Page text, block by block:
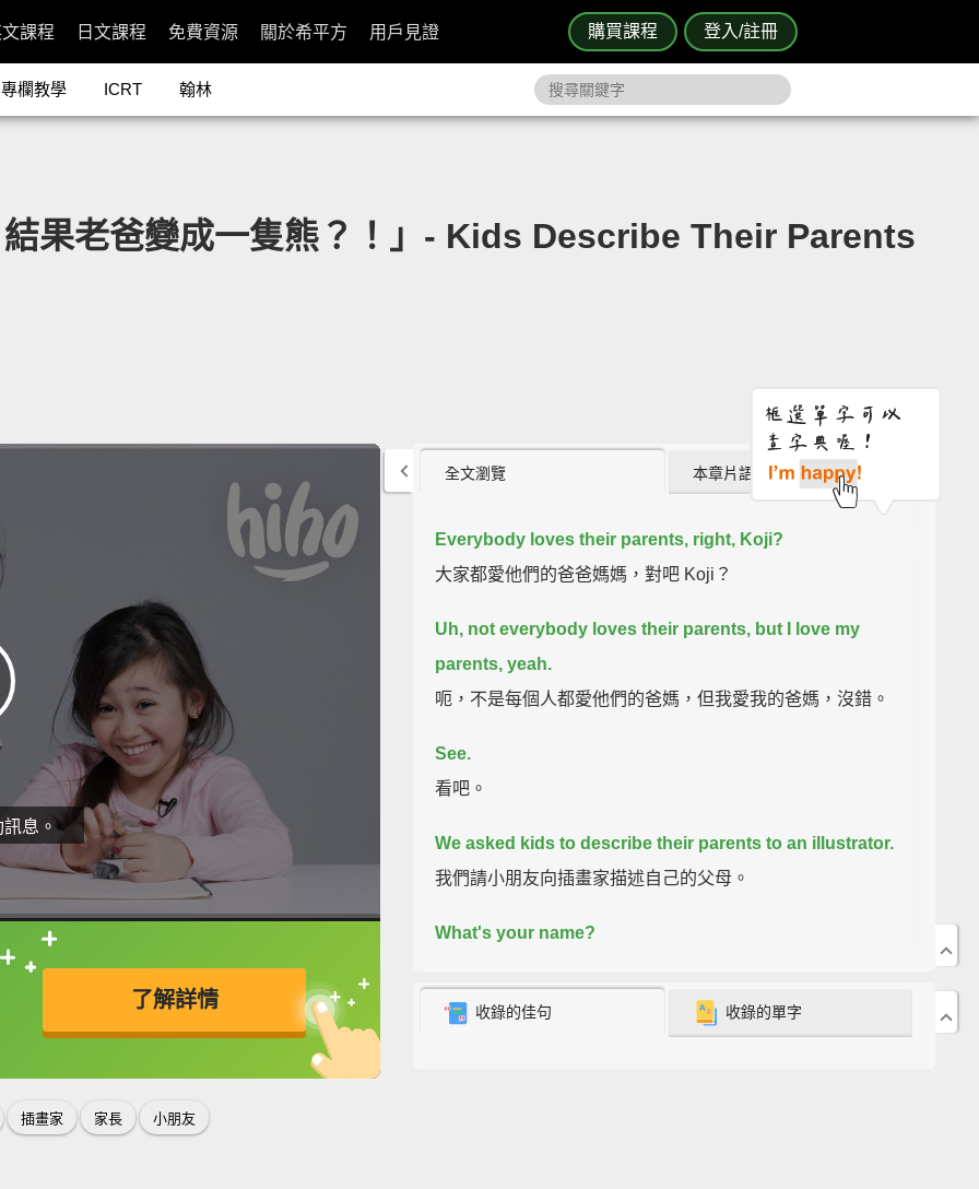
購買課程 登入/註冊
課程 日文課程 免費資源 關於希平方 用戶見證
專欄教學 ICRT 翰林
果老爸變成一隻熊？！」- Kids Describe Their Parents
息。
了解詳情
接查字典喔！
英
插畫家 家長 小朋友
全文瀏覽 本章片語 (0)
Everybody loves their parents, right, Koji?
大家都愛他們的爸爸媽媽，對吧 Koji？
Uh, not everybody loves their parents, but I love my
parents, yeah.
呃，不是每個人都愛他們的爸媽，但我愛我的爸媽，沒錯。
See.
看吧。
We asked kids to describe their parents to an illustrator.
我們請小朋友向插畫家描述自己的父母。
What's your name?
S.J.
收錄的佳句 收錄的單字